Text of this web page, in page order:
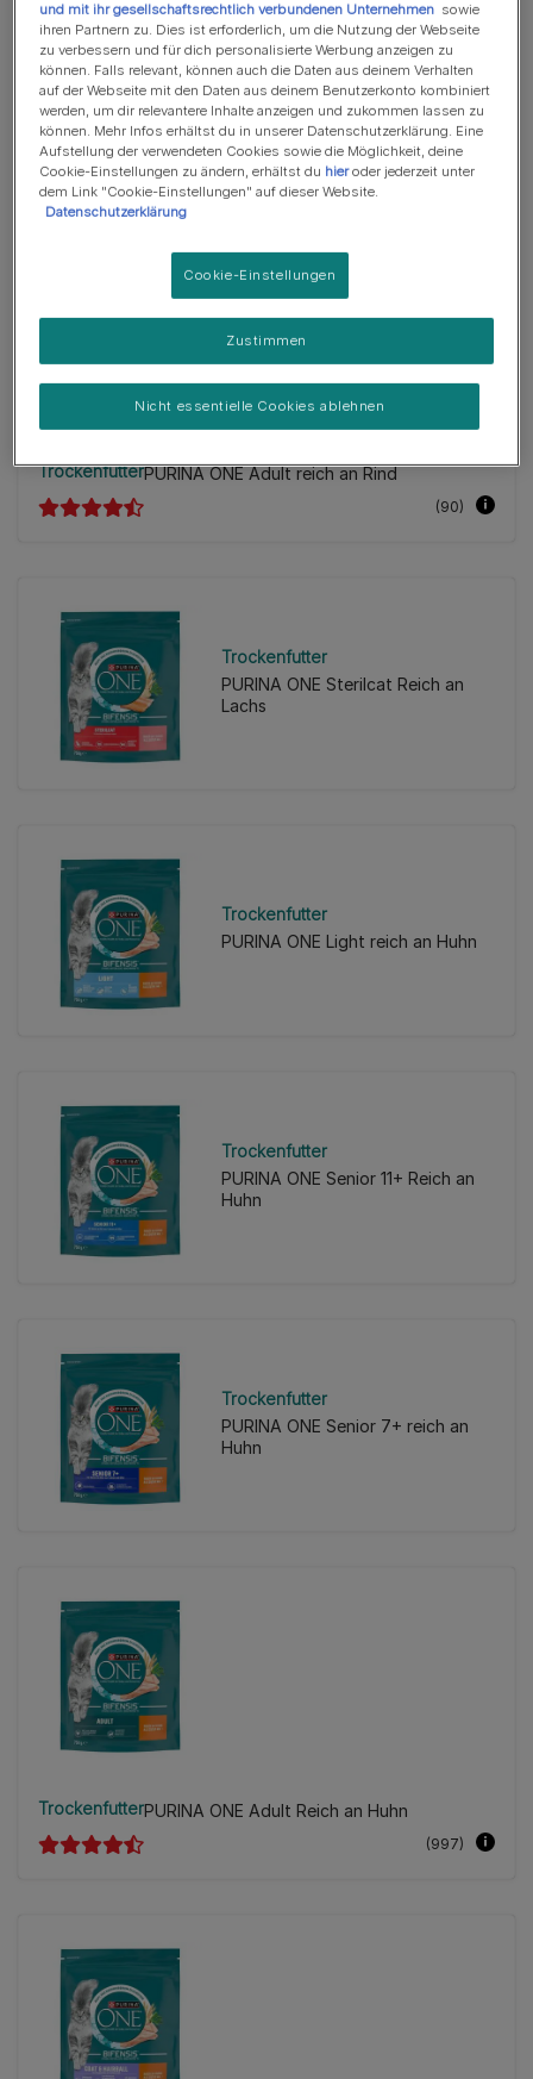
Trockenfutter
PURINA ONE Sterilcat reich an
Huhn
TrockenfutterPURINA ONE Adult reich an Rind
(90)
Trockenfutter
PURINA ONE Sterilcat Reich an
Lachs
Trockenfutter
PURINA ONE Light reich an Huhn
Trockenfutter
PURINA ONE Senior 11+ Reich an
Huhn
Trockenfutter
PURINA ONE Senior 7+ reich an
Huhn
TrockenfutterPURINA ONE Adult Reich an Huhn
(997)
und mit ihr gesellschaftsrechtlich verbundenen Unternehmen sowie
ihren Partnern zu. Dies ist erforderlich, um die Nutzung der Webseite
zu verbessern und für dich personalisierte Werbung anzeigen zu
können. Falls relevant, können auch die Daten aus deinem Verhalten
auf der Webseite mit den Daten aus deinem Benutzerkonto kombiniert
werden, um dir relevantere Inhalte anzeigen und zukommen lassen zu
können. Mehr Infos erhältst du in unserer Datenschutzerklärung. Eine
Aufstellung der verwendeten Cookies sowie die Möglichkeit, deine
Cookie-Einstellungen zu ändern, erhältst du hieroder jederzeit unter
dem Link "Cookie-Einstellungen" auf dieser Website.
Datenschutzerklärung
Cookie-Einstellungen
Nicht essentielle Cookies ablehnen
Zustimmen